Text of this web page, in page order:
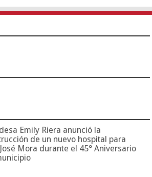
Emily Riera anunció la
de un nuevo hospital para
Mora durante el 45° Aniversario